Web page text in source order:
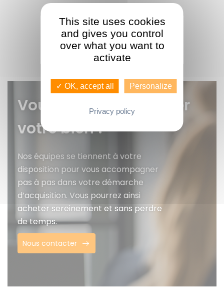
Vous voulez faire gérer
votre bien ?
Nos équipes se tiennent à votre
disposition pour vous accompagner
pas à pas dans votre démarche
d’acquisition. Vous pourrez ainsi
acheter sereinement et sans perdre
de temps.
Nous contacter
This site uses cookies
and gives you control
over what you want to
activate
✓ OK, accept all Personalize
Privacy policy